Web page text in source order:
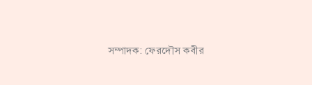
সম্পাদক: ফেরদৌস কবীর